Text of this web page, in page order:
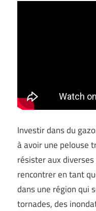
Investir dans du
à avoir une pelouse
résister aux
rencontrer en tant
dans une région qui
tornades, des